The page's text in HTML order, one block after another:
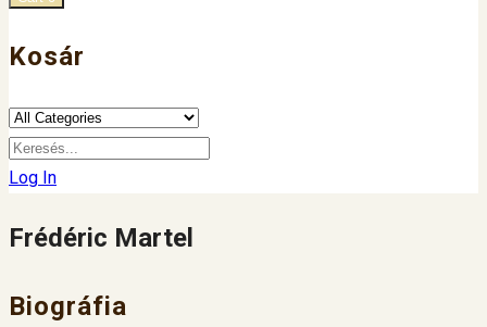
Kosár
Log In
Frédéric Martel
Biográfia